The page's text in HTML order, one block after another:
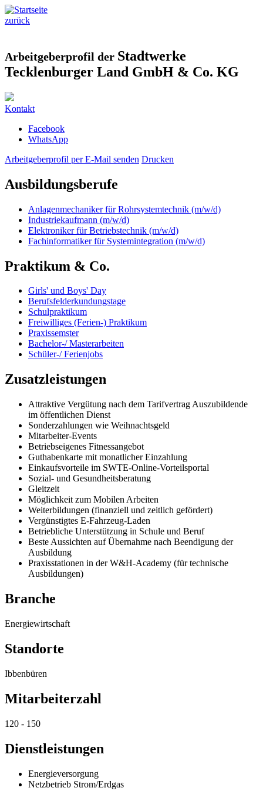
zurück
Arbeitgeberprofil der Stadtwerke
Tecklenburger Land GmbH & Co. KG
Kontakt
Facebook
WhatsApp
Arbeitgeberprofil per E-Mail senden Drucken
Ausbildungsberufe
Anlagenmechaniker für Rohrsystemtechnik (m/w/d)
Industriekaufmann (m/w/d)
Elektroniker für Betriebstechnik (m/w/d)
Fachinformatiker für Systemintegration (m/w/d)
Praktikum & Co.
Girls' und Boys' Day
Berufsfelderkundungstage
Schulpraktikum
Freiwilliges (Ferien-) Praktikum
Praxissemster
Bachelor-/ Masterarbeiten
Schüler-/ Ferienjobs
Zusatzleistungen
Attraktive Vergütung nach dem Tarifvertrag Auszubildende
im öffentlichen Dienst
Sonderzahlungen wie Weihnachtsgeld
Mitarbeiter-Events
Betriebseigenes Fitnessangebot
Guthabenkarte mit monatlicher Einzahlung
Einkaufsvorteile im SWTE-Online-Vorteilsportal
Sozial- und Gesundheitsberatung
Gleitzeit
Möglichkeit zum Mobilen Arbeiten
Weiterbildungen (finanziell und zeitlich gefördert)
Vergünstigtes E-Fahrzeug-Laden
Betriebliche Unterstützung in Schule und Beruf
Beste Aussichten auf Übernahme nach Beendigung der
Ausbildung
Praxisstationen in der W&H-Academy (für technische
Ausbildungen)
Branche
Energiewirtschaft
Standorte
Ibbenbüren
Mitarbeiterzahl
120 - 150
Dienstleistungen
Energieversorgung
Netzbetrieb Strom/Erdgas